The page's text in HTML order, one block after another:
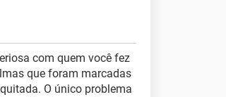
com quem você fez
que foram marcadas
O único problema